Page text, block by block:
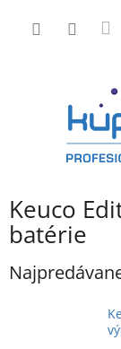
Keuco
batérie